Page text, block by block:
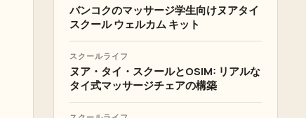
バンコクのマッサージ学生向けヌアタイ
スクール ウェルカム キット
スクールライフ
ヌア・タイ・スクールとOSIM: リアルな
タイ式マッサージチェアの構築